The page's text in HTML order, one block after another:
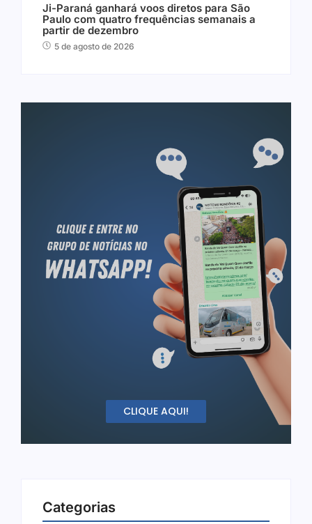
Ji-Paraná ganhará voos diretos para São
Paulo com quatro frequências semanais a
partir de dezembro
5 de agosto de 2026
CLIQUE AQUI!
Categorias